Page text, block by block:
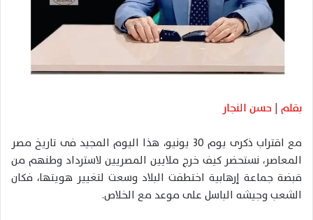
إ
ل
ك
ر
ن
ا
بقلم | حسن النجار
مع اقتراب ذكرى يوم 30 يونيو، هذا اليوم المجيد فى تاريخ مصر
المعاصر، نستحضر كيف خرج ملايين المصريين لاسترداد وطنهم من
قبضة جماعة إرهابية اختطفت البلاد وسعت لتغيير هويتها، فكان
الشعب وجيشه الباسل على موعد مع الخلاص.